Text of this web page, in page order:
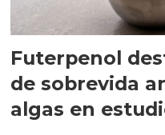
Futerpenol
de sobrevida
algas en